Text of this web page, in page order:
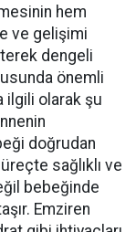
hem
ve gelişimi
dengeli
önemli
ilgili olarak şu
doğrudan
sağlıklı ve
bebeğinde
Emziren